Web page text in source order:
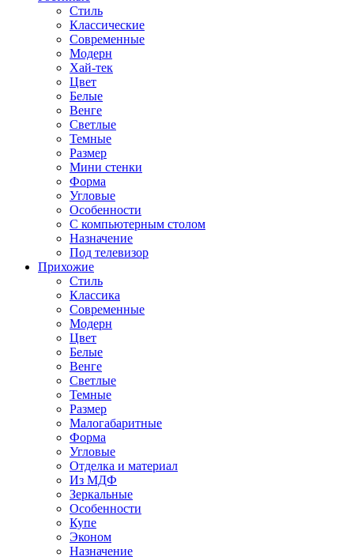
Стиль
Классические
Современные
Модерн
Хай-тек
Цвет
Белые
Венге
Светлые
Темные
Размер
Мини стенки
Форма
Угловые
Особенности
С компьютерным столом
Назначение
Под телевизор
Прихожие
Стиль
Классика
Современные
Модерн
Цвет
Белые
Венге
Светлые
Темные
Размер
Малогабаритные
Форма
Угловые
Отделка и материал
Из МДФ
Зеркальные
Особенности
Купе
Эконом
Назначение